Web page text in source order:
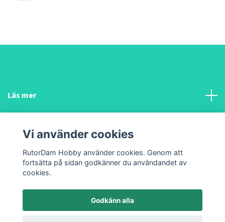
Läs mer
Funderar du på något?
Vi använder cookies
RutorDam Hobby använder cookies. Genom att
fortsätta på sidan godkänner du användandet av
cookies.
Godkänn alla